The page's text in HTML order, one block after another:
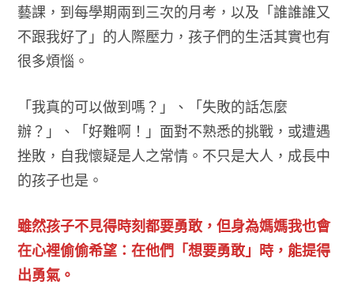
藝課，到每學期兩到三次的月考，以及「誰誰誰又
不跟我好了」的人際壓力，孩子們的生活其實也有
很多煩惱。
「我真的可以做到嗎？」、「失敗的話怎麼
辦？」、「好難啊！」面對不熟悉的挑戰，或遭遇
挫敗，自我懷疑是人之常情。不只是大人，成長中
的孩子也是。
雖然孩子不見得時刻都要勇敢，但身為媽媽我也會
在心裡偷偷希望：在他們「想要勇敢」時，能提得
出勇氣。